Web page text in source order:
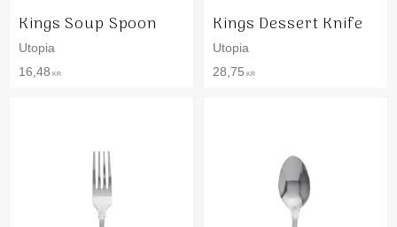
Kings Soup Spoon
Utopia
16,48 KR
Kings Dessert Knife
Utopia
28,75 KR